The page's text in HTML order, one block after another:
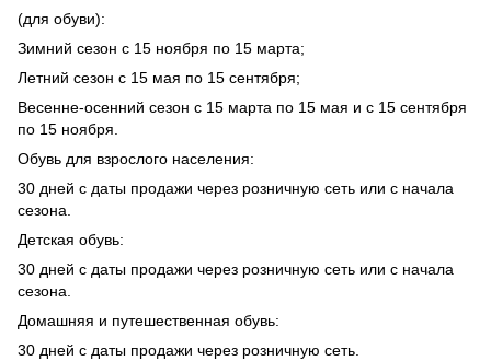
(для обуви):
Зимний сезон с 15 ноября по 15 марта;
Летний сезон с 15 мая по 15 сентября;
Весенне-осенний сезон с 15 марта по 15 мая и с 15 сентября
по 15 ноября.
Обувь для взрослого населения:
30 дней с даты продажи через розничную сеть или с начала
сезона.
Детская обувь:
30 дней с даты продажи через розничную сеть или с начала
сезона.
Домашняя и путешественная обувь:
30 дней с даты продажи через розничную сеть.